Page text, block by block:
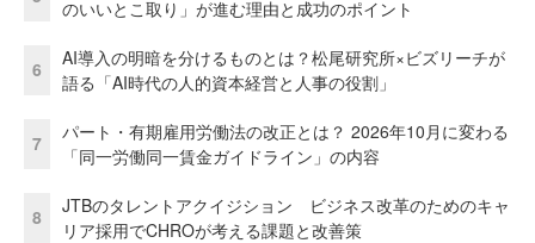
のいいとこ取り」が進む理由と成功のポイント
6
AI導入の明暗を分けるものとは？松尾研究所×ビズリーチが
語る「AI時代の人的資本経営と人事の役割」
7
パート・有期雇用労働法の改正とは？ 2026年10月に変わる
「同一労働同一賃金ガイドライン」の内容
8
JTBのタレントアクイジション ビジネス改革のためのキャ
リア採用でCHROが考える課題と改善策